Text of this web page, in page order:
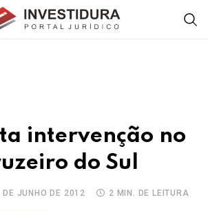
intervenção no
do Sul
DE JUNHO DE 2012 2 MIN. DE LEITURA